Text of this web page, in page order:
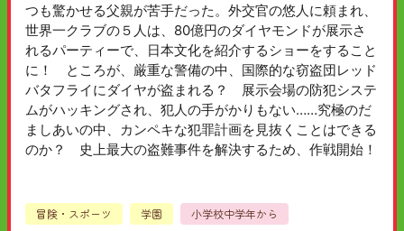
つも驚かせる父親が苦手だった。外交官の悠人に頼まれ、
世界一クラブの５人は、80億円のダイヤモンドが展示さ
れるパーティーで、日本文化を紹介するショーをすること
に！ ところが、厳重な警備の中、国際的な窃盗団レッド
バタフライにダイヤが盗まれる？ 展示会場の防犯システ
ムがハッキングされ、犯人の手がかりもない……究極のだ
ましあいの中、カンペキな犯罪計画を見抜くことはできる
のか？ 史上最大の盗難事件を解決するため、作戦開始！
冒険・スポーツ 学園 小学校中学年から